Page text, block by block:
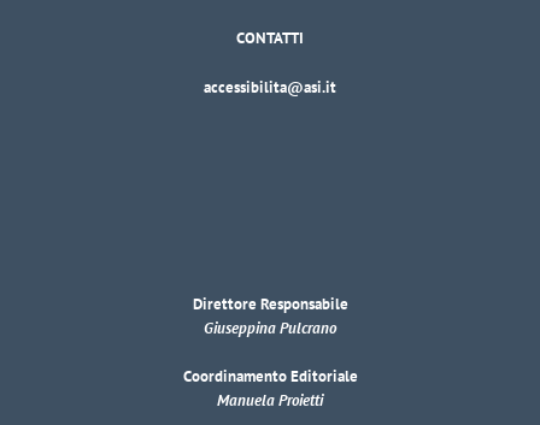
CONTATTI
accessibilita@asi.it
Direttore Responsabile
Giuseppina Pulcrano
Coordinamento Editoriale
Manuela Proietti